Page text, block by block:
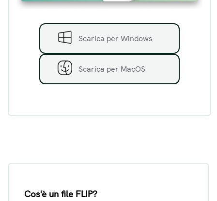
Scarica per Windows
Scarica per MacOS
Cos'è un file FLIP?